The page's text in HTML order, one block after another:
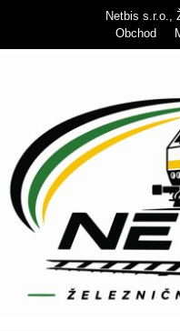
Netbis s.r.o.,
Obchod